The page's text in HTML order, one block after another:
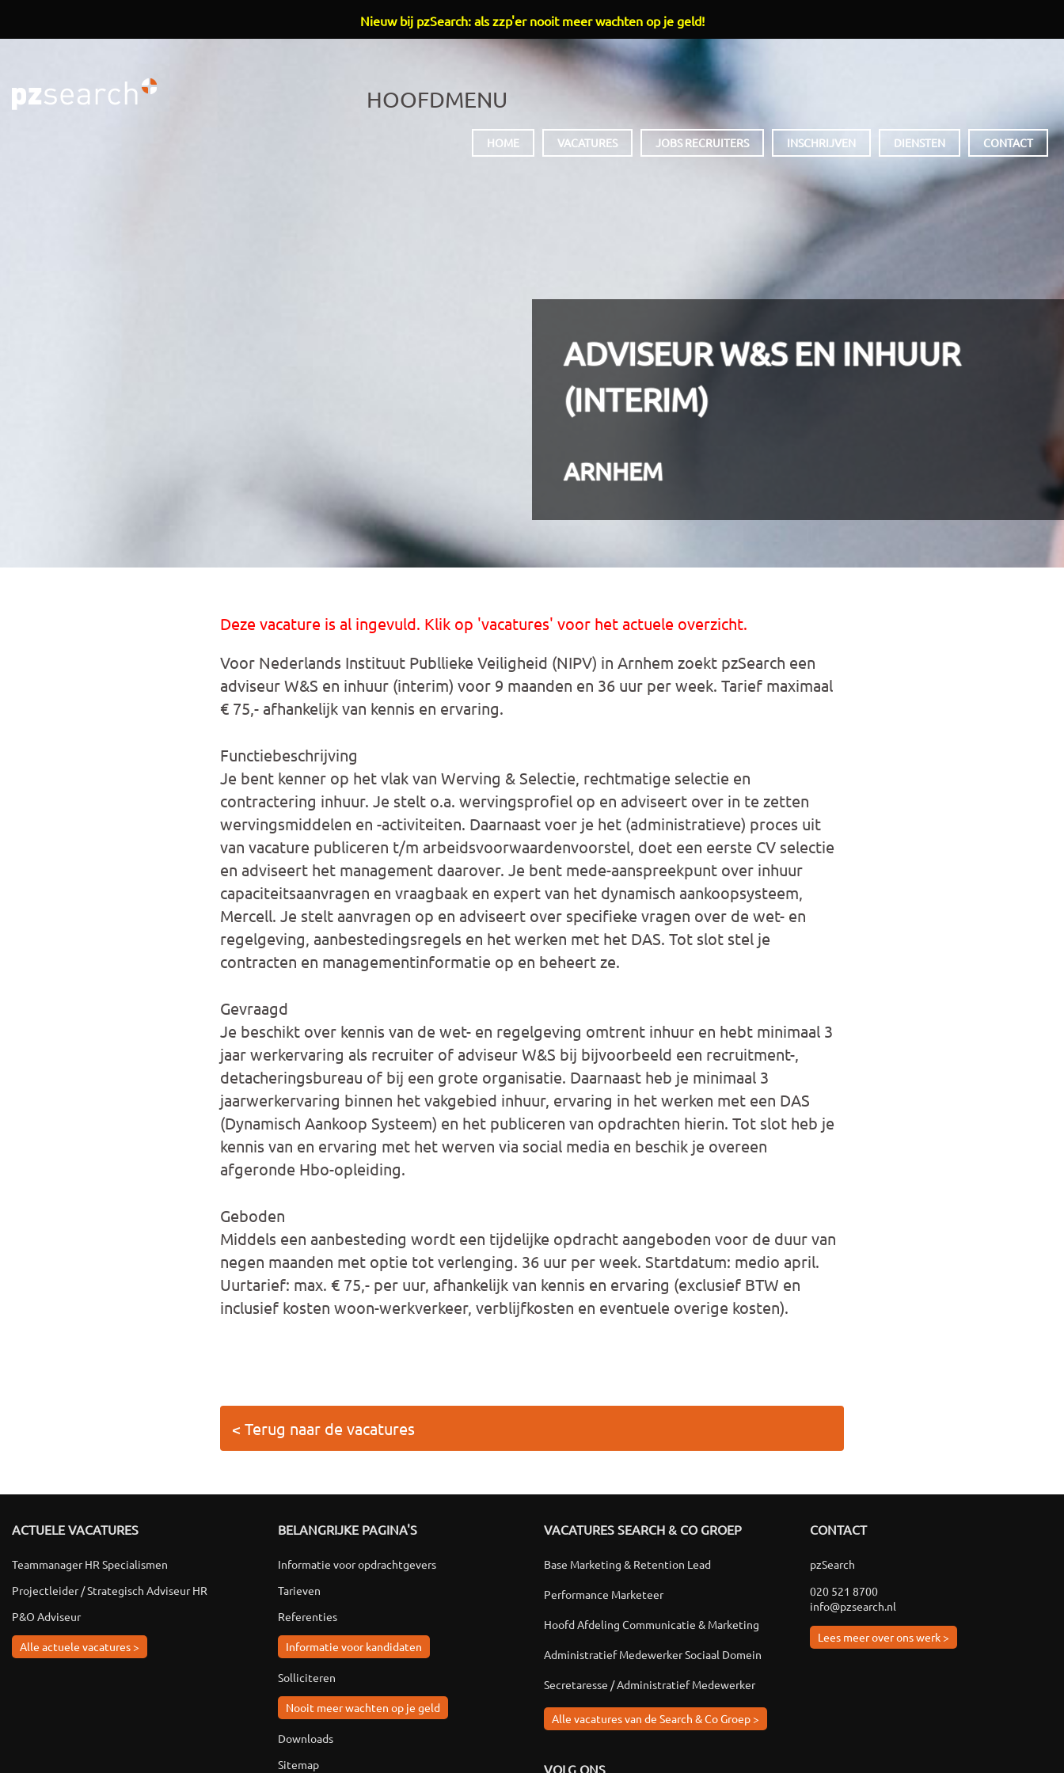
HOOFDMENU
HOME VACATURES JOBS RECRUITERS INSCHRIJVEN DIENSTEN CONTACT
ADVISEUR W&S EN INHUUR
(INTERIM)
ARNHEM
Deze vacature is al ingevuld. Klik op 'vacatures' voor het actuele overzicht.
Voor Nederlands Instituut Publlieke Veiligheid (NIPV) in Arnhem zoekt pzSearch een
adviseur W&S en inhuur (interim) voor 9 maanden en 36 uur per week. Tarief maximaal
€ 75,- afhankelijk van kennis en ervaring.
Functiebeschrijving
Je bent kenner op het vlak van Werving & Selectie, rechtmatige selectie en
contractering inhuur. Je stelt o.a. wervingsprofiel op en adviseert over in te zetten
wervingsmiddelen en -activiteiten. Daarnaast voer je het (administratieve) proces uit
van vacature publiceren t/m arbeidsvoorwaardenvoorstel, doet een eerste CV selectie
en adviseert het management daarover. Je bent mede-aanspreekpunt over inhuur
capaciteitsaanvragen en vraagbaak en expert van het dynamisch aankoopsysteem,
Mercell. Je stelt aanvragen op en adviseert over specifieke vragen over de wet- en
regelgeving, aanbestedingsregels en het werken met het DAS. Tot slot stel je
contracten en managementinformatie op en beheert ze.
Gevraagd
Je beschikt over kennis van de wet- en regelgeving omtrent inhuur en hebt minimaal 3
jaar werkervaring als recruiter of adviseur W&S bij bijvoorbeeld een recruitment-,
detacheringsbureau of bij een grote organisatie. Daarnaast heb je minimaal 3
jaarwerkervaring binnen het vakgebied inhuur, ervaring in het werken met een DAS
(Dynamisch Aankoop Systeem) en het publiceren van opdrachten hierin. Tot slot heb je
kennis van en ervaring met het werven via social media en beschik je overeen
afgeronde Hbo-opleiding.
Geboden
Middels een aanbesteding wordt een tijdelijke opdracht aangeboden voor de duur van
negen maanden met optie tot verlenging. 36 uur per week. Startdatum: medio april.
Uurtarief: max. € 75,- per uur, afhankelijk van kennis en ervaring (exclusief BTW en
inclusief kosten woon-werkverkeer, verblijfkosten en eventuele overige kosten).
< Terug naar de vacatures
ACTUELE VACATURES
Teammanager HR Specialismen
Projectleider / Strategisch Adviseur HR
P&O Adviseur
Alle actuele vacatures >
BELANGRIJKE PAGINA'S
Informatie voor opdrachtgevers
Tarieven
Referenties
Informatie voor kandidaten
Solliciteren
Nooit meer wachten op je geld
Downloads
Sitemap
VACATURES SEARCH & CO GROEP
Base Marketing & Retention Lead
Performance Marketeer
Hoofd Afdeling Communicatie & Marketing
Administratief Medewerker Sociaal Domein
Secretaresse / Administratief Medewerker
Alle vacatures van de Search & Co Groep >
VOLG ONS
CONTACT
pzSearch
020 521 8700
info@pzsearch.nl
Lees meer over ons werk >
Nieuw bij pzSearch: als zzp'er nooit meer wachten op je geld!